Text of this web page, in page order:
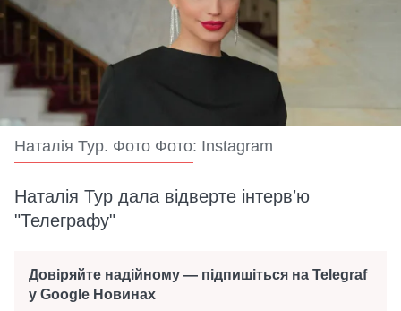
Наталія Тур. Фото Фото: Instagram
Наталія Тур дала відверте інтервʼю
"Телеграфу"
Довіряйте надійному — підпишіться на Telegraf
у Google Новинах